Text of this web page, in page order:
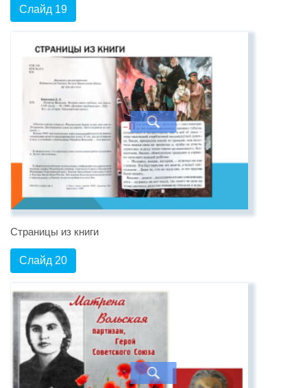
Слайд 19
Страницы из книги
Слайд 20